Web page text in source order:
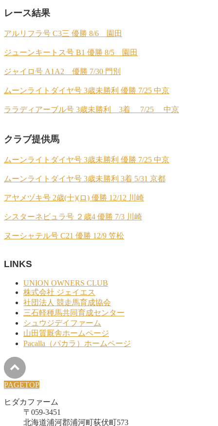
レース結果
アルリフラ号 C3三 優勝 8/6 園田
ジューンキートス号 B1 優勝 8/5 園田
ジャイロ号 A1A2 優勝 7/30 門別
ムーンライトダイヤ号 3歳未勝利 優勝 7/25 中京
ララディアーブル号 3歳未勝利 3着 7/25 中京
クラブ提供馬
ムーンライトダイヤ号 3歳未勝利 優勝 7/25 中京
ムーンライトダイヤ号 3歳未勝利 3着 5/31 京都
アヤメヅキ号 2歳(十)(ロ) 優勝 12/12 川崎
シスターネビュラ号 ２歳4 優勝 7/3 川崎
ヌーシャテル号 C21 優勝 12/9 笠松
LINKS
UNION OWNERS CLUB
株式会社 ジェイエス
社団法人 競走馬育成協会
三石軽種馬共同育成センター
シュウジデイファーム
山田質厩舎ホームページ
Pacalla（パカラ）ホームページ
PAGETOP
ヒダカファーム
〒059-3451
北海道浦河郡浦河町荻伏町573